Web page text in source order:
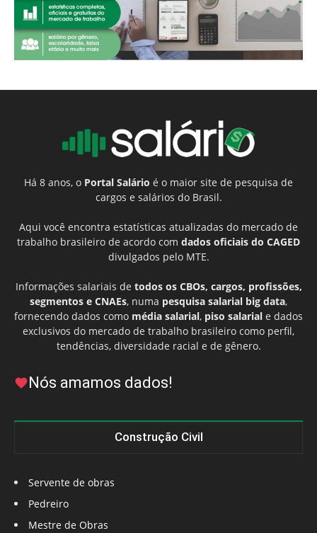
Há 8 anos, o Portal Salário é o maior site de pesquisa de
cargos e salários do Brasil.
Aqui você encontra estatísticas atualizadas do mercado de
trabalho brasileiro de acordo com dados oficiais do CAGED
divulgados pelo MTE.
Informações salariais de todos os CBOs, cargos, profissões,
segmentos e CNAEs, numa pesquisa salarial big data,
fornecendo dados como média salarial, piso salarial e dados
exclusivos do mercado de trabalho brasileiro como perfil,
tendências, diversidade racial e de gênero.
Nós amamos dados!
Construção Civil
Servente de obras
Pedreiro
Mestre de Obras